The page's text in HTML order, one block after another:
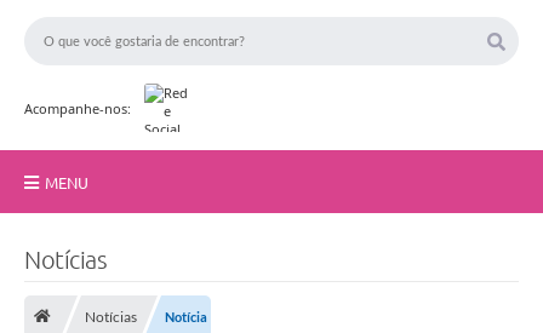
Acompanhe-nos:
MENU
Notícias
Notícias Notícia